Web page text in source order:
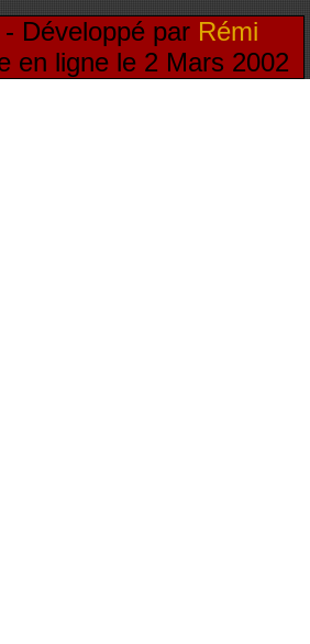
Développé par Rémi
en ligne le 2 Mars 2002